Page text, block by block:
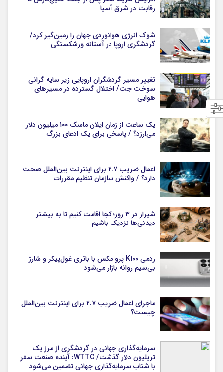
رقابت در شرق آسیا
شوک انرژی هوانوردی جهان را زمین‌گیر کرد/
گردشگری اروپا در آستانه ورشکستگی
تغییر مسیر گردشگران اروپایی زیر سایه گرانی
سوخت جت/ اختلال گسترده در مسیرهای
هوایی
یک ساعت از زمان ایلان ماسک ۱۰۰ میلیون دلار
می‌ارزد؟ / پاسخی برای یک ادعای بزرگ
اعمال ضریب ۲.۷ برای اینترنت بین‌الملل صحت
دارد؟ / واکنش سازمان تنظیم مقررات
شیراز در ۳ روز؛ کجا اقامت کنیم تا به بیشتر
دیدنی‌ها نزدیک باشیم
ردمی K100 پرو مکس با باتری غول‌پیکر و شارژ
بی‌سیم روانه بازار می‌شود
ماجرای اعمال ضریب ۲.۷ برای اینترنت بین‌الملل
چیست؟
سرمایه‌گذاری جهانی در گردشگری از مرز یک
تریلیون دلار گذشت/ WTTC: آینده صنعت سفر
با شتاب سرمایه‌گذاری جهانی تضمین می‌شود